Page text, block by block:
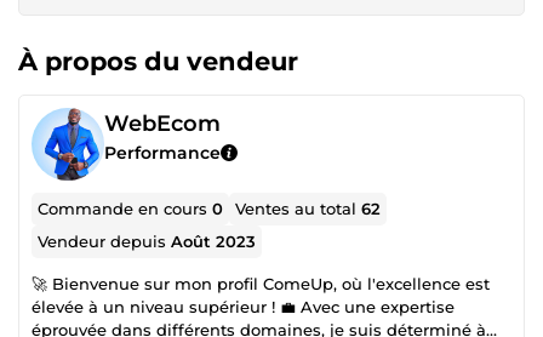
À propos du vendeur
WebEcom
Performance
Commande en cours0 Ventes au total62
Vendeur depuisAoût 2023
🚀 Bienvenue sur mon profil ComeUp, où l'excellence est
élevée à un niveau supérieur ! 💼 Avec une expertise
éprouvée dans différents domaines, je suis déterminé à